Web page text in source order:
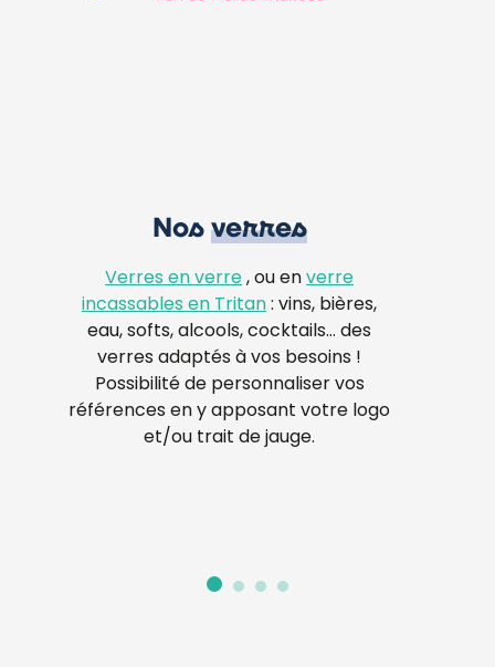
Nos verres
Verres en verre , ou en verre
incassables en Tritan : vins, bières,
eau, softs, alcools, cocktails… des
verres adaptés à vos besoins !
Possibilité de personnaliser vos
références en y apposant votre logo
et/ou trait de jauge.